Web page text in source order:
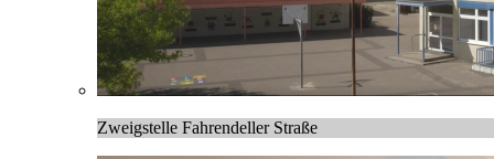
Zweigstelle Fahrendeller Straße